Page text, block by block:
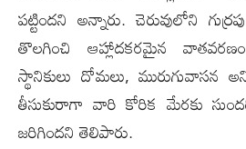
ప‌ట్టింద‌ని అన్నారు. చెరువులోని
తొలగించి ఆహ్లాదకరమైన
స్థానికులు దోమలు, మురుగువాసన
తీసుకురాగా వారి కోరిక మేరకు
జరిగింద‌ని తెలిపారు.